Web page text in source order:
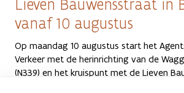
Lieven Bauwensstraat in
vanaf 10 augustus
Op maandag 10 augustus start het
Verkeer met de herinrichting van de
(N339) en het kruispunt met de Lieven